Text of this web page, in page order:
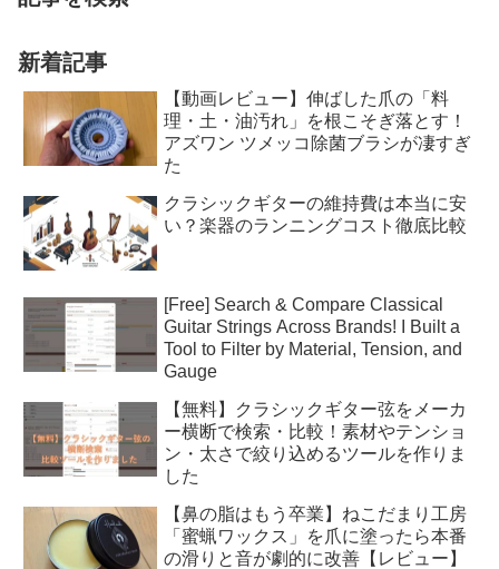
新着記事
【動画レビュー】伸ばした爪の「料
理・土・油汚れ」を根こそぎ落とす！
アズワン ツメッコ除菌ブラシが凄すぎ
た
クラシックギターの維持費は本当に安
い？楽器のランニングコスト徹底比較
[Free] Search & Compare Classical
Guitar Strings Across Brands! I Built a
Tool to Filter by Material, Tension, and
Gauge
【無料】クラシックギター弦をメーカ
ー横断で検索・比較！素材やテンショ
ン・太さで絞り込めるツールを作りま
した
【鼻の脂はもう卒業】ねこだまり工房
「蜜蝋ワックス」を爪に塗ったら本番
の滑りと音が劇的に改善【レビュー】